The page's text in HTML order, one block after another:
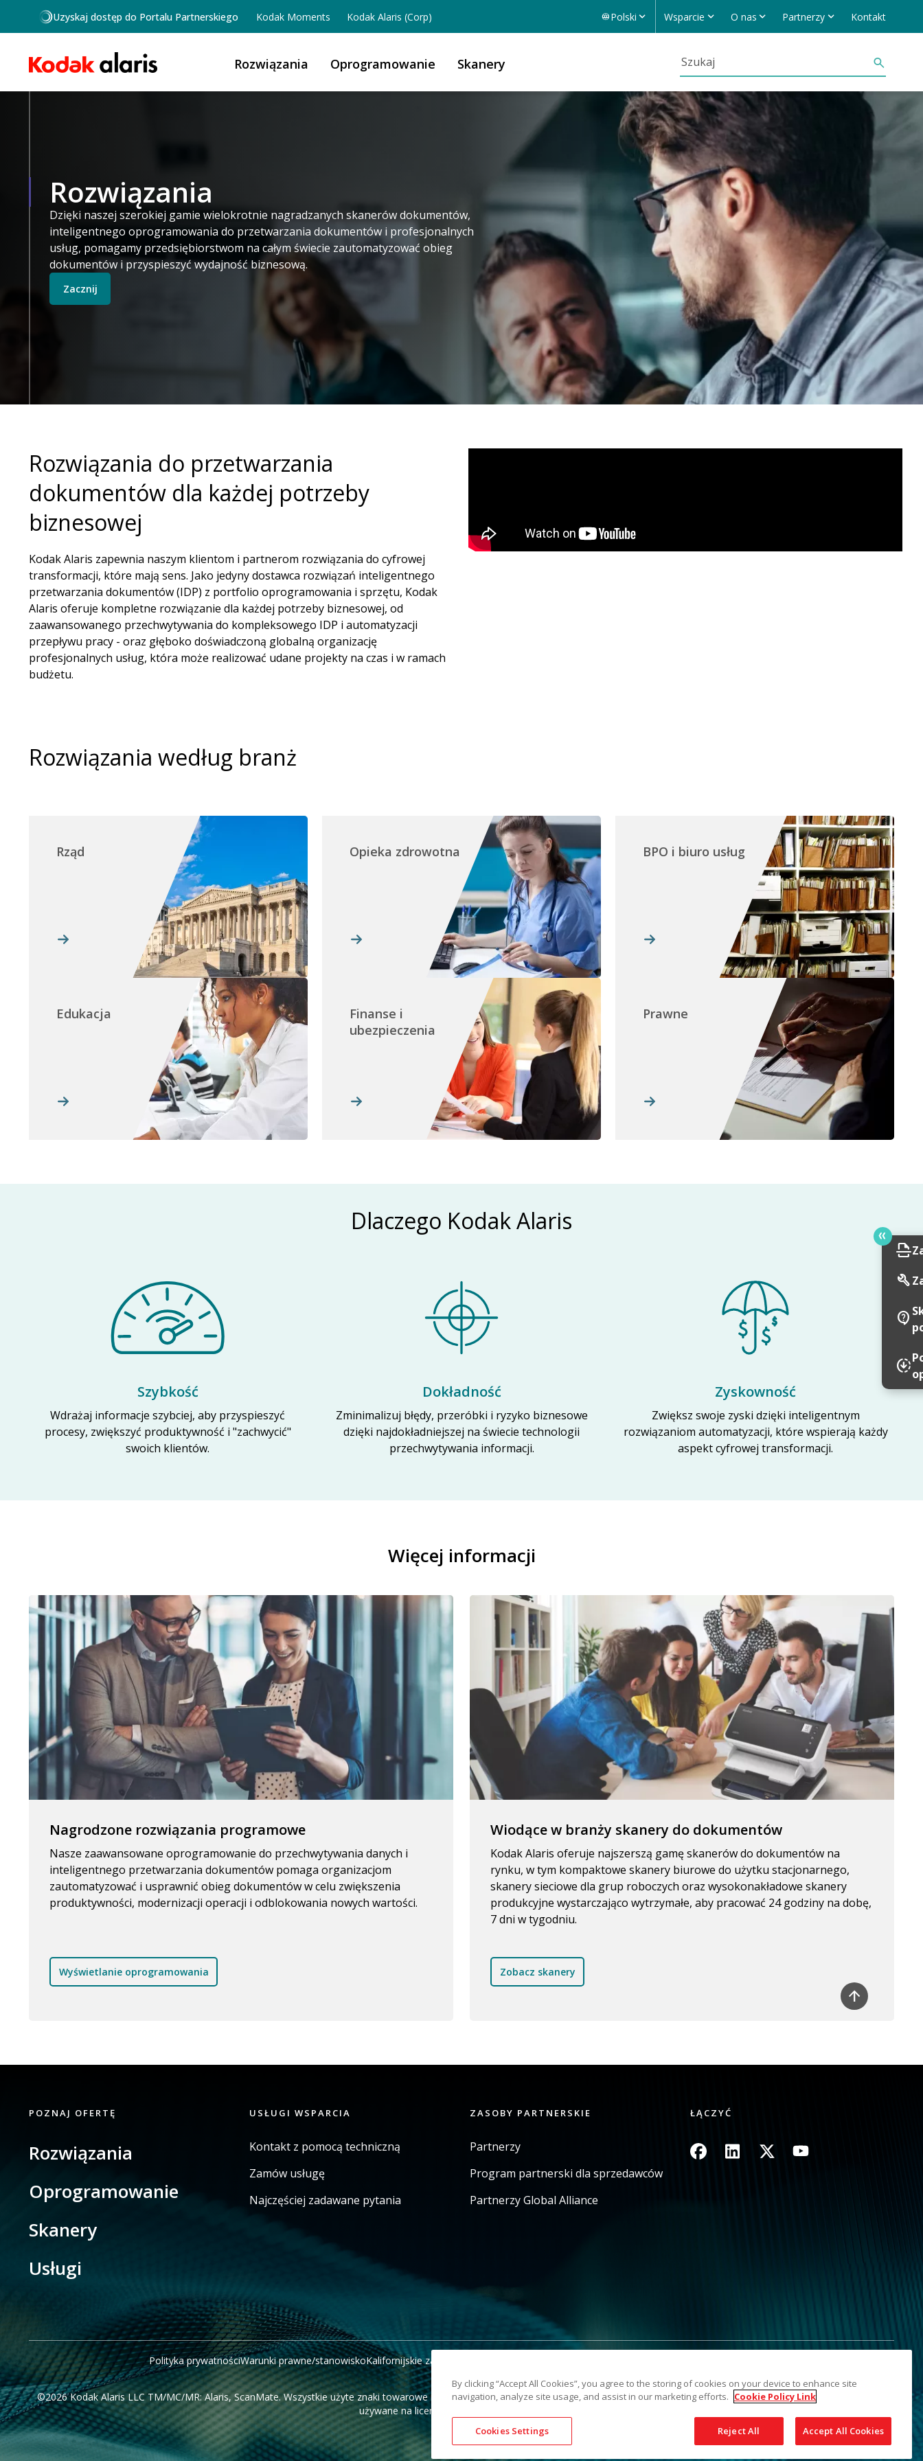
Przejdź do treści
Uzyskaj dostęp do Portalu Partnerskiego Kodak Moments Kodak Alaris (Corp) Polski Wsparcie O nas Partnerzy Kontakt
Rozwiązania Oprogramowanie Skanery
Rozwiązania
Dzięki naszej szerokiej gamie wielokrotnie nagradzanych skanerów dokumentów,
inteligentnego oprogramowania do przetwarzania dokumentów i profesjonalnych
usług, pomagamy przedsiębiorstwom na całym świecie zautomatyzować obieg
dokumentów i przyspieszyć wydajność biznesową.
Zacznij
Rozwiązania do przetwarzania
dokumentów dla każdej potrzeby
biznesowej
Kodak Alaris zapewnia naszym klientom i partnerom rozwiązania do cyfrowej
transformacji, które mają sens. Jako jedyny dostawca rozwiązań inteligentnego
przetwarzania dokumentów (IDP) z portfolio oprogramowania i sprzętu, Kodak
Alaris oferuje kompletne rozwiązanie dla każdej potrzeby biznesowej, od
zaawansowanego przechwytywania do kompleksowego IDP i automatyzacji
przepływu pracy - oraz głęboko doświadczoną globalną organizację
profesjonalnych usług, która może realizować udane projekty na czas i w ramach
budżetu.
Rozwiązania według branż
Rząd Opieka zdrowotna BPO i biuro usług
Edukacja
Finanse i
ubezpieczenia
Prawne
Dlaczego Kodak Alaris
Szybkość
Wdrażaj informacje szybciej, aby przyspieszyć
procesy, zwiększyć produktywność i "zachwycić"
swoich klientów.
Dokładność
Zminimalizuj błędy, przeróbki i ryzyko biznesowe
dzięki najdokładniejszej na świecie technologii
przechwytywania informacji.
Zyskowność
Zwiększ swoje zyski dzięki inteligentnym
rozwiązaniom automatyzacji, które wspierają każdy
aspekt cyfrowej transformacji.
Więcej informacji
Nagrodzone rozwiązania programowe
Nasze zaawansowane oprogramowanie do przechwytywania danych i
inteligentnego przetwarzania dokumentów pomaga organizacjom
zautomatyzować i usprawnić obieg dokumentów w celu zwiększenia
produktywności, modernizacji operacji i odblokowania nowych wartości.
Wyświetlanie oprogramowania
Wiodące w branży skanery do dokumentów
Kodak Alaris oferuje najszerszą gamę skanerów do dokumentów na
rynku, w tym kompaktowe skanery biurowe do użytku stacjonarnego,
skanery sieciowe dla grup roboczych oraz wysokonakładowe skanery
produkcyjne wystarczająco wytrzymałe, aby pracować 24 godziny na dobę,
7 dni w tygodniu.
Zobacz skanery
scan
build
contact_support
downloading
POZNAJ OFERTĘ
Rozwiązania
Oprogramowanie
Skanery
Usługi
USŁUGI WSPARCIA
Kontakt z pomocą techniczną
Zamów usługę
Najczęściej zadawane pytania
ZASOBY PARTNERSKIE
Partnerzy
Program partnerski dla sprzedawców
Partnerzy Global Alliance
ŁĄCZYĆ
Obraz Obraz Obraz Obraz
Polityka prywatnościWarunki prawne/stanowiskoKalifornijskie zawiadomienie o windykacji
©2026 Kodak Alaris LLC TM/MC/MR: Alaris, ScanMate. Wszystkie użyte znaki towarowe i nazwy handlowe są własnością odpowiednich podmiotów. Znak towarowy i szata graficzna Kodak są
używane na licencji Eastman Kodak Company.
By clicking “Accept All Cookies”, you agree to the storing of cookies on your device to enhance site
navigation, analyze site usage, and assist in our marketing efforts. Cookie Policy Link
Cookies Settings Reject All Accept All Cookies